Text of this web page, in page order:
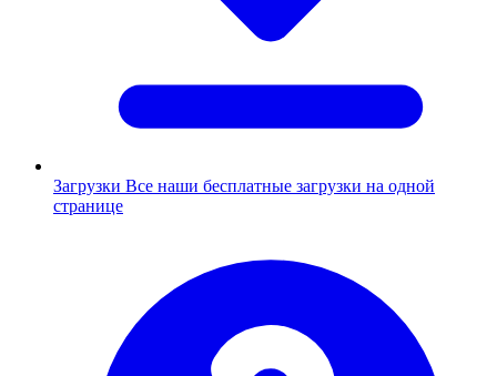
Загрузки Все наши бесплатные загрузки на одной
странице